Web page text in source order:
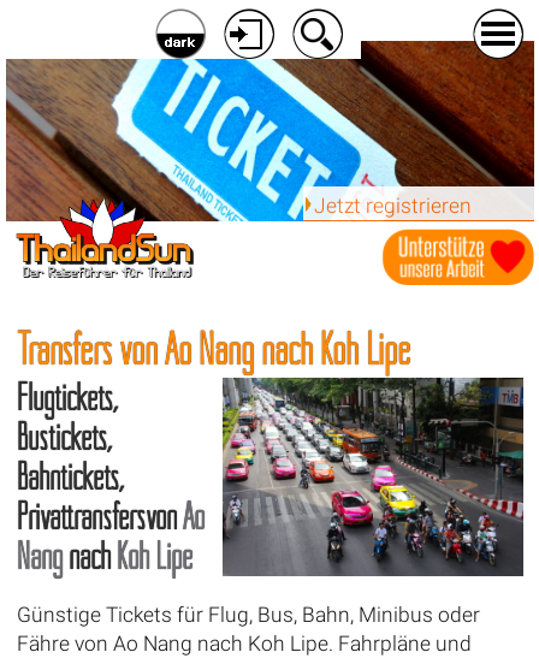
Jetzt registrieren
Transfers von Ao Nang nach Koh Lipe
Flugtickets,
Bustickets,
Bahntickets,
PrivattransfersvonAo
NangnachKoh Lipe
Günstige Tickets für Flug, Bus, Bahn, Minibus oder
Fähre von Ao Nang nach Koh Lipe. Fahrpläne und